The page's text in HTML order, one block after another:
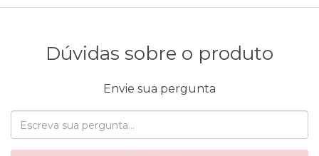
Dúvidas sobre o produto
Envie sua pergunta